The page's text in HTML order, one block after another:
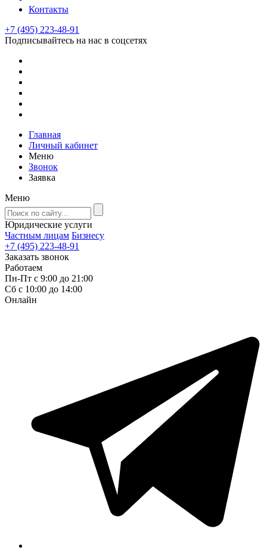
Контакты
+7 (495) 223-48-91
Подписывайтесь на нас в соцсетях
Главная
Личный кабинет
Меню
Звонок
Заявка
Меню
Юридические услуги
Частным лицам Бизнесу
+7 (495) 223-48-91
Заказать звонок
Работаем
Пн-Пт с 9:00 до 21:00
Сб с 10:00 до 14:00
Онлайн